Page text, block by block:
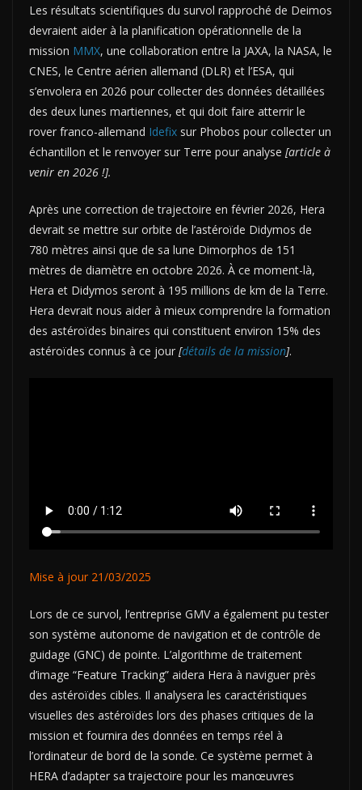
Les résultats scientifiques du survol rapproché de Deimos
devraient aider à la planification opérationnelle de la
mission MMX, une collaboration entre la JAXA, la NASA, le
CNES, le Centre aérien allemand (DLR) et l’ESA, qui
s’envolera en 2026 pour collecter des données détaillées
des deux lunes martiennes, et qui doit faire atterrir le
rover franco-allemand Idefix sur Phobos pour collecter un
échantillon et le renvoyer sur Terre pour analyse [article à
venir en 2026 !].
Après une correction de trajectoire en février 2026, Hera
devrait se mettre sur orbite de l’astéroïde Didymos de
780 mètres ainsi que de sa lune Dimorphos de 151
mètres de diamètre en octobre 2026. À ce moment-là,
Hera et Didymos seront à 195 millions de km de la Terre.
Hera devrait nous aider à mieux comprendre la formation
des astéroïdes binaires qui constituent environ 15% des
astéroïdes connus à ce jour [détails de la mission].
Mise à jour 21/03/2025
Lors de ce survol, l’entreprise GMV a également pu tester
son système autonome de navigation et de contrôle de
guidage (GNC) de pointe. L’algorithme de traitement
d’image “Feature Tracking” aidera Hera à naviguer près
des astéroïdes cibles. Il analysera les caractéristiques
visuelles des astéroïdes lors des phases critiques de la
mission et fournira des données en temps réel à
l’ordinateur de bord de la sonde. Ce système permet à
HERA d’adapter sa trajectoire pour les manœuvres